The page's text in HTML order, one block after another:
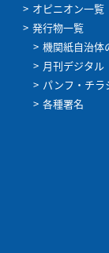
オピニオン一覧
発行物一覧
機関紙自治体
月刊デジタル
パンフ・チラ
各種署名